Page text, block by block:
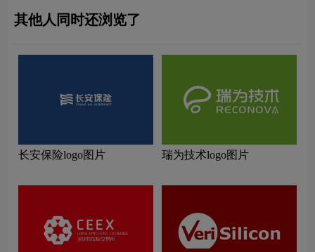
其他人同时还浏览了
长安保险logo图片 瑞为技术logo图片